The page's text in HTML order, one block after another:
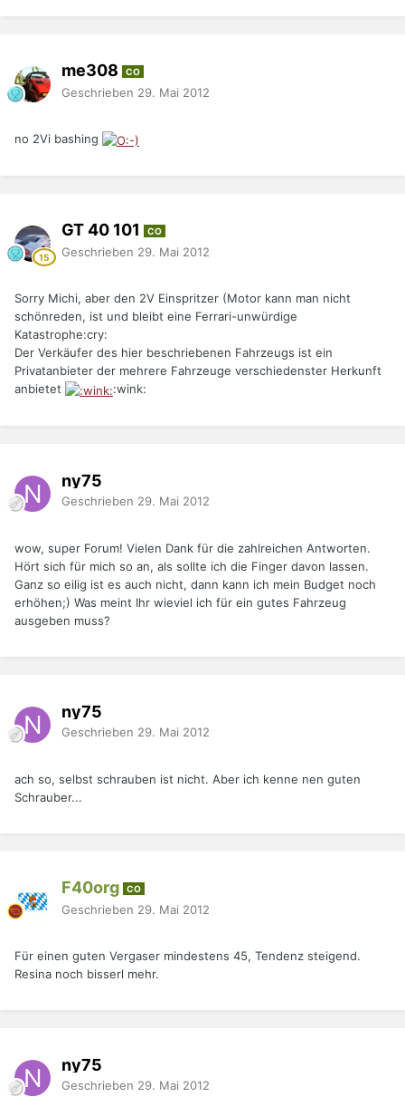
me308 CO
Geschrieben 29. Mai 2012
no 2Vi bashing
GT 40 101 CO
Geschrieben 29. Mai 2012
Sorry Michi, aber den 2V Einspritzer (Motor kann man nicht
schönreden, ist und bleibt eine Ferrari-unwürdige
Katastrophe:cry:
Der Verkäufer des hier beschriebenen Fahrzeugs ist ein
Privatanbieter der mehrere Fahrzeuge verschiedenster Herkunft
anbietet
:wink:
ny75
Geschrieben 29. Mai 2012
wow, super Forum! Vielen Dank für die zahlreichen Antworten.
Hört sich für mich so an, als sollte ich die Finger davon lassen.
Ganz so eilig ist es auch nicht, dann kann ich mein Budget noch
erhöhen;) Was meint Ihr wieviel ich für ein gutes Fahrzeug
ausgeben muss?
ny75
Geschrieben 29. Mai 2012
ach so, selbst schrauben ist nicht. Aber ich kenne nen guten
Schrauber...
F40org CO
Geschrieben 29. Mai 2012
Für einen guten Vergaser mindestens 45, Tendenz steigend.
Resina noch bisserl mehr.
ny75
Geschrieben 29. Mai 2012